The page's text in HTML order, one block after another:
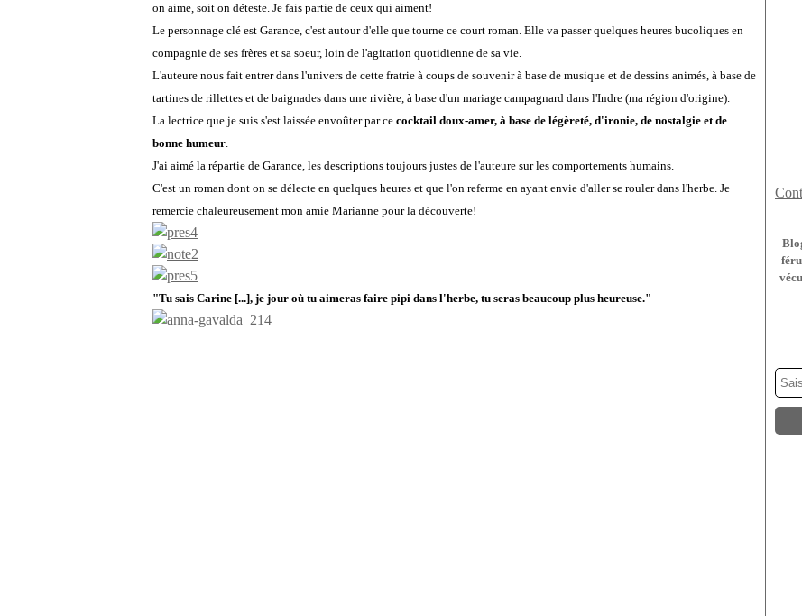
on aime, soit on déteste. Je fais partie de ceux qui aiment!
Le personnage clé est Garance, c'est autour d'elle que tourne ce court roman. Elle va passer quelques heures bucoliques en
compagnie de ses frères et sa soeur, loin de l'agitation quotidienne de sa vie.
L'auteure nous fait entrer dans l'univers de cette fratrie à coups de souvenir à base de musique et de dessins animés, à base de
tartines de rillettes et de baignades dans une rivière, à base d'un mariage campagnard dans l'Indre (ma région d'origine).
La lectrice que je suis s'est laissée envoûter par ce cocktail doux-amer, à base de légèreté, d'ironie, de nostalgie et de
bonne humeur.
J'ai aimé la répartie de Garance, les descriptions toujours justes de l'auteure sur les comportements humains.
C'est un roman dont on se délecte en quelques heures et que l'on referme en ayant envie d'aller se rouler dans l'herbe. Je
remercie chaleureusement mon amie Marianne pour la découverte!
"Tu sais Carine [...], je jour où tu aimeras faire pipi dans l'herbe, tu seras beaucoup plus heureuse."